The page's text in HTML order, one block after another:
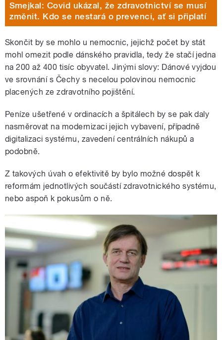
Smejkal: Covid ukázal, že zdravotnictví se musí
změnit. Kdo se nestará o prevenci, ať si připlatí
Skončit by se mohlo u nemocnic, jejichž počet by stát
mohl omezit podle dánského pravidla, tedy že stačí jedna
na 200 až 400 tisíc obyvatel. Jinými slovy: Dánové vyjdou
ve srovnání s Čechy s necelou polovinou nemocnic
placených ze zdravotního pojištění.
Peníze ušetřené v ordinacích a špitálech by se pak daly
nasměrovat na modernizaci jejich vybavení, případně
digitalizaci systému, zavedení centrálních nákupů a
podobně.
Z takových úvah o efektivitě by bylo možné dospět k
reformám jednotlivých součástí zdravotnického systému,
nebo aspoň k pokusům o ně.